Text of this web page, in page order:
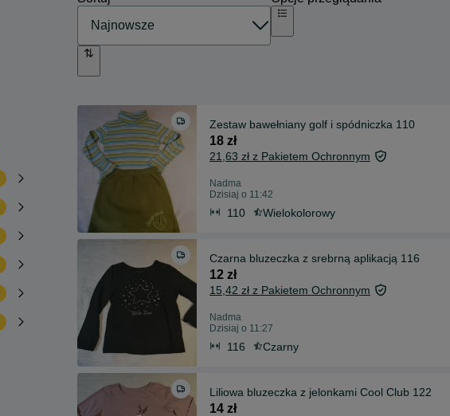
Zestaw bawełniany golf i spódniczka 110
18 zł
21,63 zł z Pakietem Ochronnym
Nadma
Dzisiaj o 11:42
110 Wielokolorowy
Czarna bluzeczka z srebrną aplikacją 116
12 zł
15,42 zł z Pakietem Ochronnym
Nadma
Dzisiaj o 11:27
116 Czarny
Liliowa bluzeczka z jelonkami Cool Club 122
14 zł